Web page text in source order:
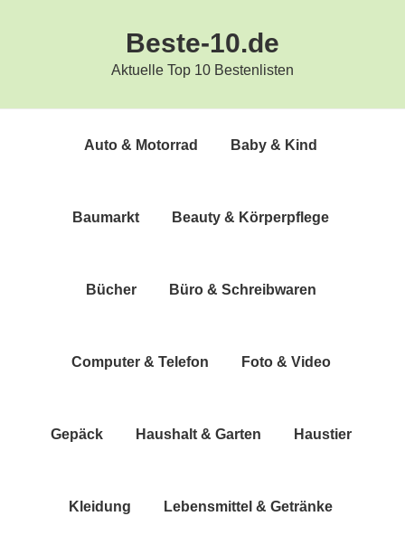
Beste-10.de
Aktuelle Top 10 Bestenlisten
Auto & Motorrad Baby & Kind
Bau­markt Beau­ty & Körperpflege
Bücher Büro & Schreibwaren
Com­pu­ter & Telefon Foto & Video
Gepäck Haus­halt & Garten Haus­tier
Klei­dung Lebens­mit­tel & Getränke